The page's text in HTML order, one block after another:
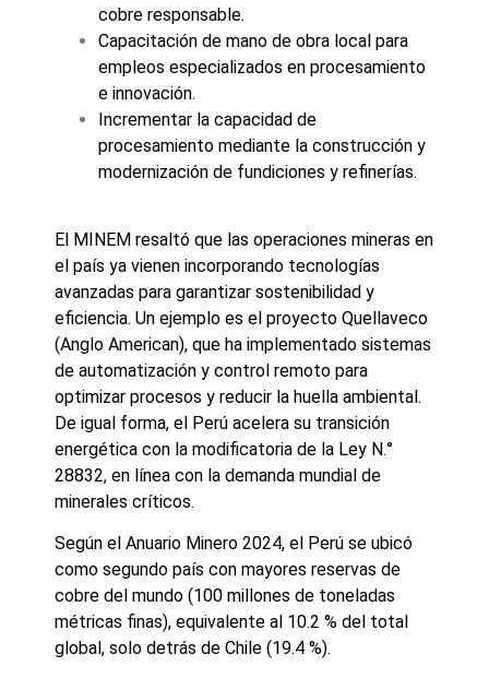
cobre responsable.
Capacitación de mano de obra local para
empleos especializados en procesamiento
e innovación.
Incrementar la capacidad de
procesamiento mediante la construcción y
modernización de fundiciones y refinerías.
El MINEM resaltó que las operaciones mineras en
el país ya vienen incorporando tecnologías
avanzadas para garantizar sostenibilidad y
eficiencia. Un ejemplo es el proyecto Quellaveco
(Anglo American), que ha implementado sistemas
de automatización y control remoto para
optimizar procesos y reducir la huella ambiental.
De igual forma, el Perú acelera su transición
energética con la modificatoria de la Ley N.°
28832, en línea con la demanda mundial de
minerales críticos.
Según el Anuario Minero 2024, el Perú se ubicó
como segundo país con mayores reservas de
cobre del mundo (100 millones de toneladas
métricas finas), equivalente al 10.2 % del total
global, solo detrás de Chile (19.4 %).